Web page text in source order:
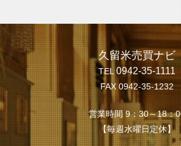
久留米売買ナビ
TEL 0942-35-1111
FAX 0942-35-1232
営業時間 9：30～18：
【毎週水曜日定休】